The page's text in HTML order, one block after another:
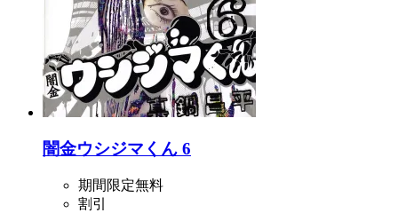
闇金ウシジマくん 6
期間限定無料
割引